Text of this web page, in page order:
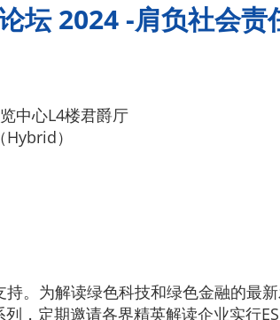
坛 2024 -肩负社会
中心L4楼君爵厅
）
。为解读绿色科技和绿色金融的最
，定期邀请各界精英解读企业实行